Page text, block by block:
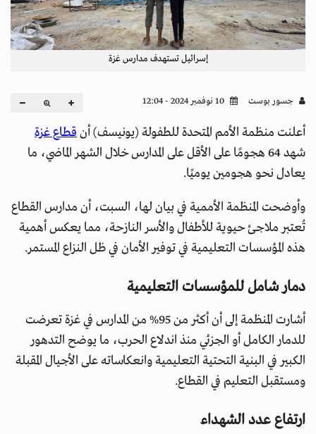
إسرائيل تستهدف مدارس غزة
جسور بوست
أعلنت منظمة الأمم المتحدة للطفولة (يونيسف) أنقطاع غزة
شهد 64 هجومًا على الأقل على المدارس خلال الشهر الماضي، ما
يعادل نحو هجومين يوميًا.
وأوضحت المنظمة الأممية في بيان لها، السبت، أن مدارس القطاع
تُعتبر ملاجئ حيوية للأطفال والأسر النازحة، مما يعكس أهمية
هذه المؤسسات التعليمية في توفير الأمان في ظل النزاع المستمر.
دمار شامل للمؤسسات التعليمية
أشارت المنظمة إلى أن أكثر من 95% من المدارس في غزة تعرضت
للدمار الكامل أو الجزئي منذ اندلاع الحرب، ما يوضح التدهور
الكبير في البنية التحتية التعليمية وانعكاساته على الأجيال المقبلة
ومستقبل التعليم في القطاع.
ارتفاع عدد الشهداء